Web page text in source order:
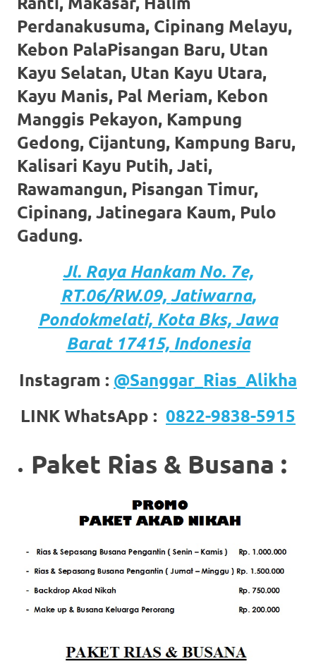
visit
the
website
fake
rolex.
content
https://
imitation
https://www.gameswatches.com
wonderful
man
luxury
men's
https://www.drugswatches.com
Perdanakusuma, Cipinang Melayu,
Kebon PalaPisangan Baru, Utan
Kayu Selatan, Utan Kayu Utara,
Kayu Manis, Pal Meriam, Kebon
Manggis Pekayon, Kampung
Gedong, Cijantung, Kampung Baru,
Kalisari Kayu Putih, Jati,
Rawamangun, Pisangan Timur,
Cipinang, Jatinegara Kaum, Pulo
Gadung.
Jl. Raya HankamNo. 7e,
RT.06/RW.09, Jatiwarna,
Pondokmelati, KotaBks, Jawa
Barat 17415, Indonesia
Instagram : @Sanggar_Rias_Alikha
LINK WhatsApp : 0822-9838-5915
Paket Rias & Busana :